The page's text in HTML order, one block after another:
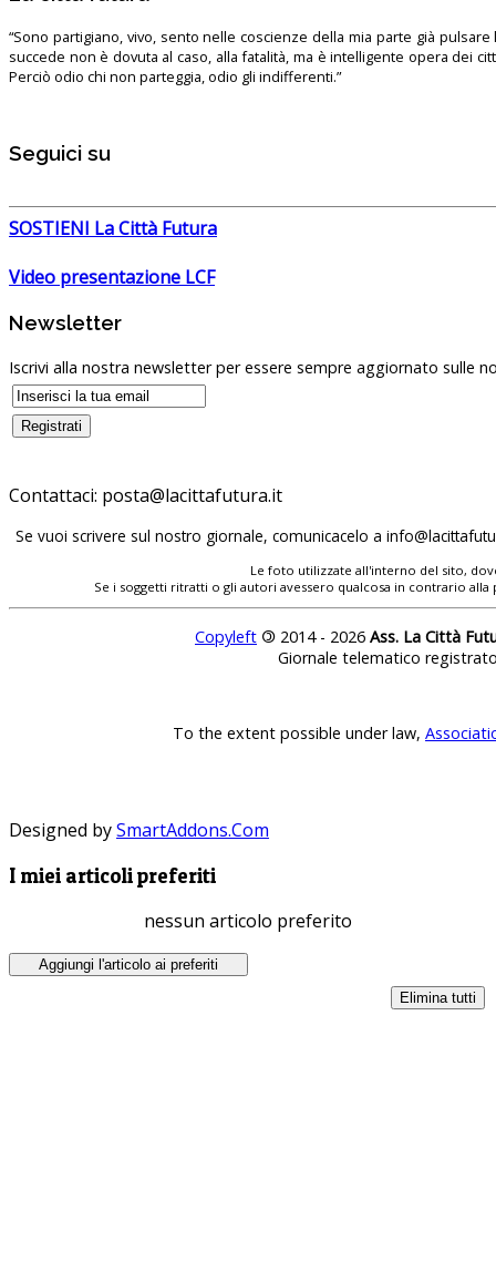
“Sono partigiano, vivo, sento nelle coscienze della mia parte già pulsare
succede non è dovuta al caso, alla fatalità, ma è intelligente opera dei
Perciò odio chi non parteggia, odio gli indifferenti.”
Seguici su
SOSTIENI La Città Futura
Video presentazione LCF
Newsletter
Iscrivi alla nostra newsletter per essere sempre aggiornato sulle
Contattaci: posta@lacittafutura.it
Se vuoi scrivere sul nostro giornale, comunicacelo a
Le foto utilizzate all'interno del sito,
Se i soggetti ritratti o gli autori avessero qualcosa in contrario
Copyleft © 2014 - 2026 Ass. La Città
Giornale telematico
To the extent possible under law,
Designed bySmartAddons.Com
I miei articoli preferiti
nessun articolo preferito